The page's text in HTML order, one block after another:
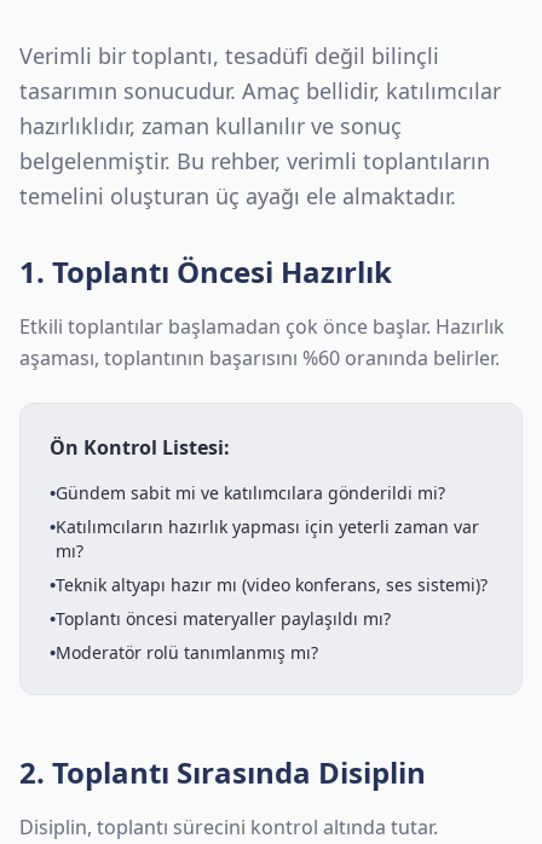
Verimli bir toplantı, tesadüfi değil bilinçli
tasarımın sonucudur. Amaç bellidir, katılımcılar
hazırlıklıdır, zaman kullanılır ve sonuç
belgelenmiştir. Bu rehber, verimli toplantıların
temelini oluşturan üç ayağı ele almaktadır.
1. Toplantı Öncesi Hazırlık
Etkili toplantılar başlamadan çok önce başlar. Hazırlık
aşaması, toplantının başarısını %60 oranında belirler.
Ön Kontrol Listesi:
•Gündem sabit mi ve katılımcılara gönderildi mi?
•Katılımcıların hazırlık yapması için yeterli zaman var
mı?
•Teknik altyapı hazır mı (video konferans, ses sistemi)?
•Toplantı öncesi materyaller paylaşıldı mı?
•Moderatör rolü tanımlanmış mı?
2. Toplantı Sırasında Disiplin
Disiplin, toplantı sürecini kontrol altında tutar.